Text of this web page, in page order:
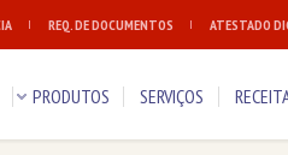
REQ. DE DOCUMENTOS ATESTADO
PRODUTOS SERVIÇOS